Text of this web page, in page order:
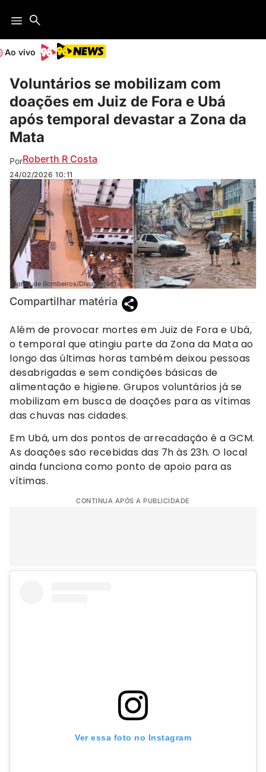
Ao vivo
Voluntários se mobilizam com
doações em Juiz de Fora e Ubá
após temporal devastar a Zona da
Mata
PorRoberth R Costa
24/02/2026 10:11
(Corpo de Bombeiros/Divulgação)
Compartilhar matéria
Além de provocar mortes em Juiz de Fora e Ubá,
o temporal que atingiu parte da Zona da Mata ao
longo das últimas horas também deixou pessoas
desabrigadas e sem condições básicas de
alimentação e higiene. Grupos voluntários já se
mobilizam em busca de doações para as vítimas
das chuvas nas cidades.
Em Ubá, um dos pontos de arrecadação é a GCM.
As doações são recebidas das 7h às 23h. O local
ainda funciona como ponto de apoio para as
vítimas.
CONTINUA APÓS A PUBLICIDADE
Ver essa foto no Instagram